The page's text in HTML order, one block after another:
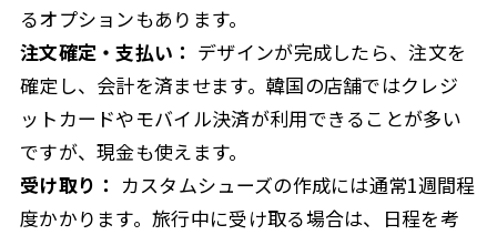
るオプションもあります。
注文確定・支払い： デザインが完成したら、注文を
確定し、会計を済ませます。韓国の店舗ではクレジ
ットカードやモバイル決済が利用できることが多い
ですが、現金も使えます。
受け取り： カスタムシューズの作成には通常1週間程
度かかります。旅行中に受け取る場合は、日程を考